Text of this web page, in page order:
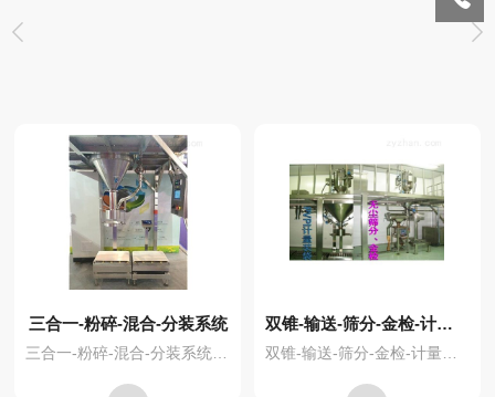
三合一-粉碎-混合-分装系统 双锥-输送-筛分-金检-计量系统